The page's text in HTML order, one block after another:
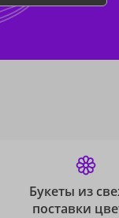
Букеты из
поставки